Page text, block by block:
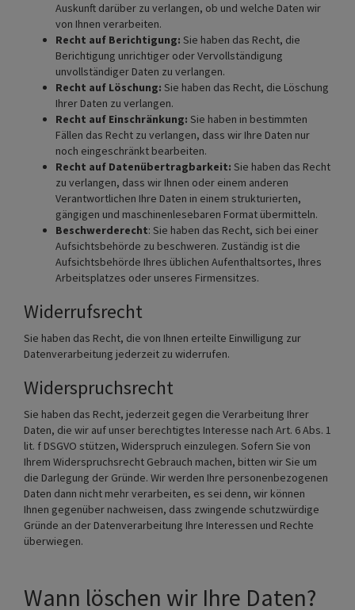
Auskunft darüber zu verlangen, ob und welche Daten wir
von Ihnen verarbeiten.
Recht auf Berichtigung: Sie haben das Recht, die
Berichtigung unrichtiger oder Vervollständigung
unvollständiger Daten zu verlangen.
Recht auf Löschung: Sie haben das Recht, die Löschung
Ihrer Daten zu verlangen.
Recht auf Einschränkung: Sie haben in bestimmten
Fällen das Recht zu verlangen, dass wir Ihre Daten nur
noch eingeschränkt bearbeiten.
Recht auf Datenübertragbarkeit: Sie haben das Recht
zu verlangen, dass wir Ihnen oder einem anderen
Verantwortlichen Ihre Daten in einem strukturierten,
gängigen und maschinenlesebaren Format übermitteln.
Beschwerderecht: Sie haben das Recht, sich bei einer
Aufsichtsbehörde zu beschweren. Zuständig ist die
Aufsichtsbehörde Ihres üblichen Aufenthaltsortes, Ihres
Arbeitsplatzes oder unseres Firmensitzes.
Widerrufsrecht
Sie haben das Recht, die von Ihnen erteilte Einwilligung zur
Datenverarbeitung jederzeit zu widerrufen.
Widerspruchsrecht
Sie haben das Recht, jederzeit gegen die Verarbeitung Ihrer
Daten, die wir auf unser berechtigtes Interesse nach Art. 6 Abs. 1
lit. f DSGVO stützen, Widerspruch einzulegen. Sofern Sie von
Ihrem Widerspruchsrecht Gebrauch machen, bitten wir Sie um
die Darlegung der Gründe. Wir werden Ihre personenbezogenen
Daten dann nicht mehr verarbeiten, es sei denn, wir können
Ihnen gegenüber nachweisen, dass zwingende schutzwürdige
Gründe an der Datenverarbeitung Ihre Interessen und Rechte
überwiegen.
Wann löschen wir Ihre Daten?